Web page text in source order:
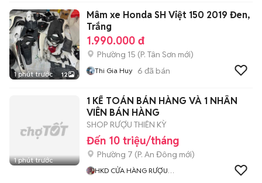
1 phút trước 12
Mâm xe Honda SH Việt 150 2019 Đen,
Trắng
1.990.000 đ
Phường 15 (P. Tân Sơn mới)
Thi Gia Huy 6 đã bán
1 phút trước
1 KẾ TOÁN BÁN HÀNG VÀ 1 NHÂN
VIÊN BÁN HÀNG
SHOP RƯỢU THIÊN KỲ
Đến 10 triệu/tháng
Phường 7 (P. An Đông mới)
HKD CỬA HÀNG RƯỢU